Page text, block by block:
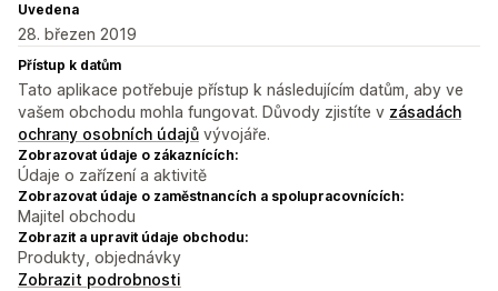
Uvedena
28. březen 2019
Přístup k datům
Tato aplikace potřebuje přístup k následujícím datům, aby ve
vašem obchodu mohla fungovat. Důvody zjistíte v zásadách
ochrany osobních údajů vývojáře.
Zobrazovat údaje o zákaznících:
Údaje o zařízení a aktivitě
Zobrazovat údaje o zaměstnancích a spolupracovnících:
Majitel obchodu
Zobrazit a upravit údaje obchodu:
Produkty, objednávky
Zobrazit podrobnosti